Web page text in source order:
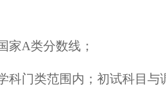
家A类分数线；
门类范围内；初试科目